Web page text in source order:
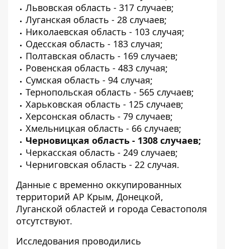
Львовская область - 317 случаев;
Луганская область - 28 случаев;
Николаевская область - 103 случая;
Одесская область - 183 случая;
Полтавская область - 169 случаев;
Ровенская область - 483 случая;
Сумская область - 94 случая;
Тернопольская область - 565 случаев;
Харьковская область - 125 случаев;
Херсонская область - 79 случаев;
Хмельницкая область - 66 случаев;
Черновицкая область - 1308 случаев;
Черкасская область - 249 случаев;
Черниговская область - 22 случая.
Данные с временно оккупированных
территорий АР Крым, Донецкой,
Луганской областей и города Севастополя
отсутствуют.
Исследования проводились